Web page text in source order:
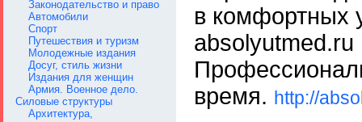
Законодательство и право
Автомобили
Спорт
Путешествия и туризм
Молодежные издания
Досуг, стиль жизни
Издания для женщин
Армия. Военное дело.
Силовые структуры
Архитектура,
в комфортных
absolyutmed.ru
время. http://